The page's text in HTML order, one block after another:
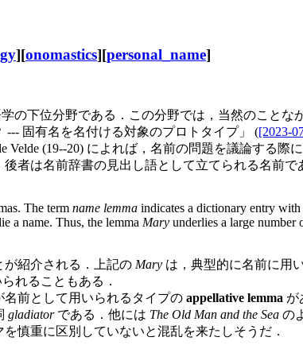
][onomastics][personal_name]
の下位分野である．この分野では，当然のこと
--- 固有名を名付ける対象のプロトタイプ」 ([2023-
Velde (19--20) によれば，名前の問題を議論する際
者は名前辞書の見出し語として立てられる名前で
The term name lemma indicates a dictionary entry
a name. Thus, the lemma Mary underlies a large number
紹介される．上記の Mary は，典型的に名前に用
れることもある．
前として用いられるタイプの appellative lemma が
gladiatorである．他には The Old Man and the Sea の
慎重に区別していないと混乱を来たしそうだ．